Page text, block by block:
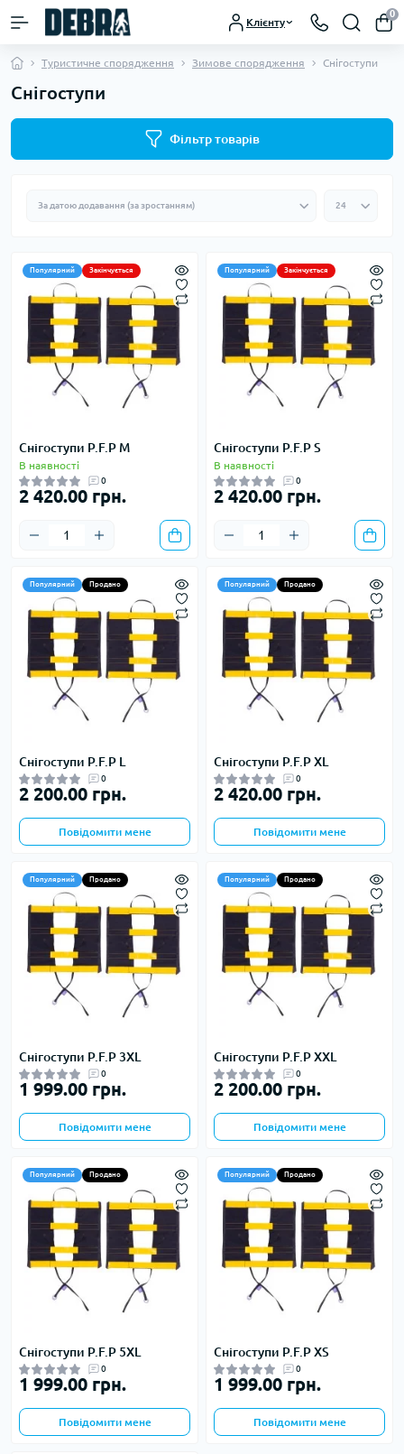
Клієнту
0
Туристичне спорядження Зимове спорядження Снігоступи
Снігоступи
Фільтр товарів
Популярний Закінчується
Снігоступи P.F.P M
В наявності
0
2 420.00 грн.
Популярний Закінчується
Снігоступи P.F.P S
В наявності
0
2 420.00 грн.
Популярний Продано
Снігоступи P.F.P L
0
2 200.00 грн.
Повідомити мене
Популярний Продано
Снігоступи P.F.P XL
0
2 420.00 грн.
Повідомити мене
Популярний Продано
Снігоступи P.F.P 3XL
0
1 999.00 грн.
Повідомити мене
Популярний Продано
Снігоступи P.F.P XXL
0
2 200.00 грн.
Повідомити мене
Популярний Продано
Снігоступи P.F.P 5XL
0
1 999.00 грн.
Повідомити мене
Популярний Продано
Снігоступи P.F.P XS
0
1 999.00 грн.
Повідомити мене